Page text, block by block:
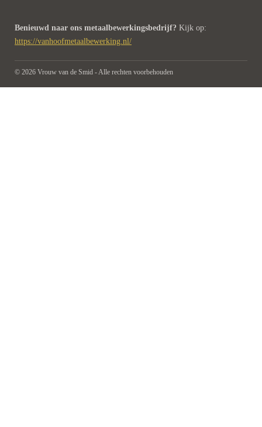
Benieuwd naar ons metaalbewerkingsbedrijf? Kijk op:
https://vanhoofmetaalbewerking.nl/
© 2026 Vrouw van de Smid - Alle rechten voorbehouden